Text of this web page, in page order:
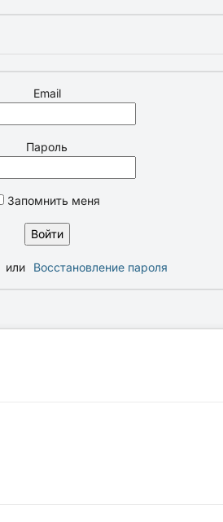
Email
Пароль
Запомнить меня
или Восстановление пароля